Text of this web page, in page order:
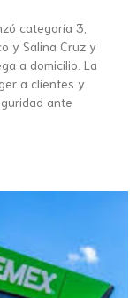
categoría 3,
y Salina Cruz y
a domicilio. La
a clientes y
ante